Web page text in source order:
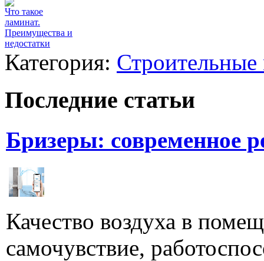
Что такое
ламинат.
Преимущества и
недостатки
Категория:
Последние статьи
Бризеры: современное
Качество воздуха в
самочувствие,